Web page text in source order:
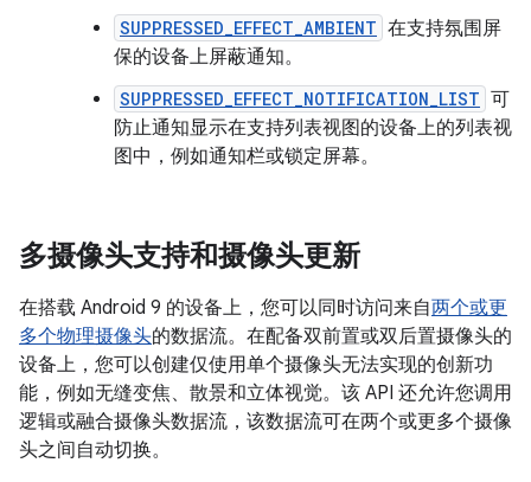
SUPPRESSED_EFFECT_AMBIENT 在支持氛围屏
保的设备上屏蔽通知。
SUPPRESSED_EFFECT_NOTIFICATION_LIST 可
防止通知显示在支持列表视图的设备上的列表视
图中，例如通知栏或锁定屏幕。
多摄像头支持和摄像头更新
在搭载 Android 9 的设备上，您可以同时访问来自两个或更
多个物理摄像头的数据流。在配备双前置或双后置摄像头的
设备上，您可以创建仅使用单个摄像头无法实现的创新功
能，例如无缝变焦、散景和立体视觉。该 API 还允许您调用
逻辑或融合摄像头数据流，该数据流可在两个或更多个摄像
头之间自动切换。